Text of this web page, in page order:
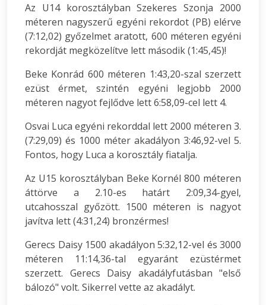
Az U14 korosztályban Szekeres Szonja 2000
méteren nagyszerű egyéni rekordot (PB) elérve
(7:12,02) győzelmet aratott, 600 méteren egyéni
rekordját megközelítve lett második (1:45,45)!
Beke Konrád 600 méteren 1:43,20-szal szerzett
ezüst érmet, szintén egyéni legjobb 2000
méteren nagyot fejlődve lett 6:58,09-cel lett 4.
Osvai Luca egyéni rekorddal lett 2000 méteren 3.
(7:29,09) és 1000 méter akadályon 3:46,92-vel 5.
Fontos, hogy Luca a korosztály fiatalja.
Az U15 korosztályban Beke Kornél 800 méteren
áttörve a 2.10-es határt 2:09,34-gyel,
utcahosszal győzött. 1500 méteren is nagyot
javítva lett (4:31,24) bronzérmes!
Gerecs Daisy 1500 akadályon 5:32,12-vel és 3000
méteren 11:14,36-tal egyaránt ezüstérmet
szerzett. Gerecs Daisy akadályfutásban "első
bálozó" volt. Sikerrel vette az akadályt.